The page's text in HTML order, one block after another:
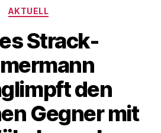
Kategorien
AKTUELL
Strack-
den
Gegner mit